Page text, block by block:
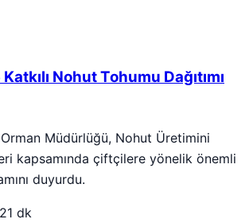
Nohut Tohumu Dağıtımı
Orman Müdürlüğü, Nohut Üretimini
kapsamında çiftçilere yönelik önemli
duyurdu.
1 dk